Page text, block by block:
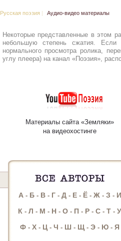
Русская поэзия | Аудио-видео материалы
Некоторые представленные в этом
небольшую степень сжатия. Если
нормального просмотра ролика,
углу плеера) на канал «Поэзия»,
Материалы сайта «Земляки»
на видеохостинге
А- Б- В- Г- Д- Е- Ё- Ж- З - И
К - Л - М - Н - О - П - Р - С - Т - У
Ф - Х - Ц - Ч - Ш - Щ- Э - Ю - Я